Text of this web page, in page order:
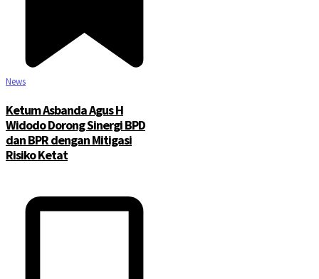
News
Ketum Asbanda Agus H
Widodo Dorong Sinergi BPD
dan BPR dengan Mitigasi
Risiko Ketat